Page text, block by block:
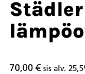
70,00 € sis alv.